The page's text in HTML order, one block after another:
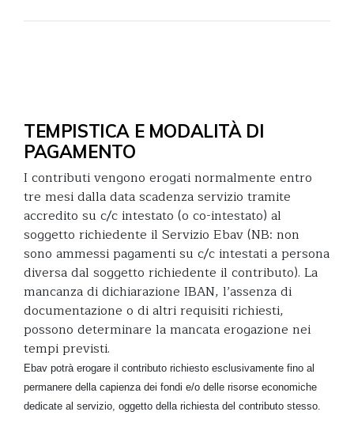
TEMPISTICA E MODALITÀ DI
PAGAMENTO
I contributi vengono erogati normalmente entro
tre mesi dalla data scadenza servizio tramite
accredito su c/c intestato (o co-intestato) al
soggetto richiedente il Servizio Ebav (NB: non
sono ammessi pagamenti su c/c intestati a persona
diversa dal soggetto richiedente il contributo). La
mancanza di dichiarazione IBAN, l’assenza di
documentazione o di altri requisiti richiesti,
possono determinare la mancata erogazione nei
tempi previsti.
Ebav potrà erogare il contributo richiesto esclusivamente fino al
permanere della capienza dei fondi e/o delle risorse economiche
dedicate al servizio, oggetto della richiesta del contributo stesso.